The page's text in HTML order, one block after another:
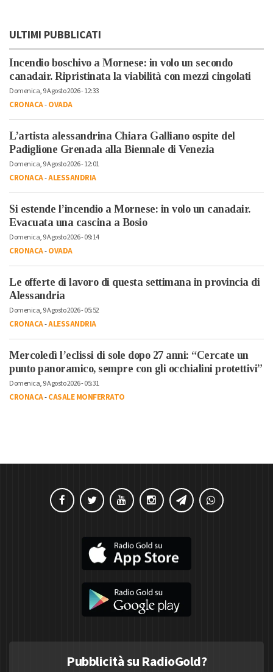
ULTIMI PUBBLICATI
Incendio boschivo a Mornese: in volo un secondo
canadair. Ripristinata la viabilità con mezzi cingolati
Domenica, 9 Agosto 2026 - 12:33
CRONACA-OVADA
L’artista alessandrina Chiara Galliano ospite del
Padiglione Grenada alla Biennale di Venezia
Domenica, 9 Agosto 2026 - 12:01
CRONACA-ALESSANDRIA
Si estende l’incendio a Mornese: in volo un canadair.
Evacuata una cascina a Bosio
Domenica, 9 Agosto 2026 - 09:14
CRONACA-OVADA
Le offerte di lavoro di questa settimana in provincia di
Alessandria
Domenica, 9 Agosto 2026 - 05:52
CRONACA-ALESSANDRIA
Mercoledì l’eclissi di sole dopo 27 anni: “Cercate un
punto panoramico, sempre con gli occhialini protettivi”
Domenica, 9 Agosto 2026 - 05:31
CRONACA-CASALE MONFERRATO
Pubblicità su RadioGold?